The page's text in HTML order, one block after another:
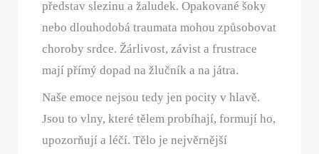
představ slezinu a žaludek. Opakované šoky
nebo dlouhodobá traumata mohou způsobovat
choroby srdce. Žárlivost, závist a frustrace
mají přímý dopad na žlučník a na játra.
Naše emoce nejsou tedy jen pocity v hlavě.
Jsou to vlny, které tělem probíhají, formují ho,
upozorňují a léčí. Tělo je nejvěrnější